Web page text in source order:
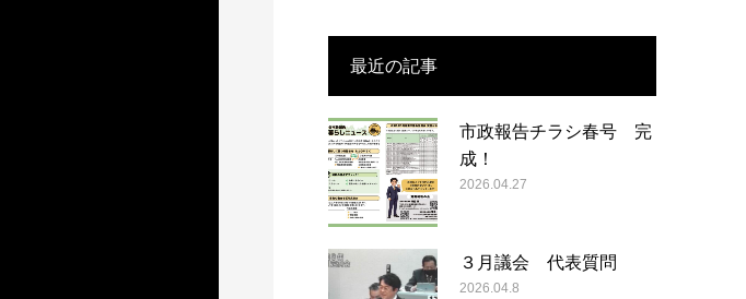
最近の記事
市政報告チラシ春号 完
成！
2026.04.27
３月議会 代表質問
2026.04.8